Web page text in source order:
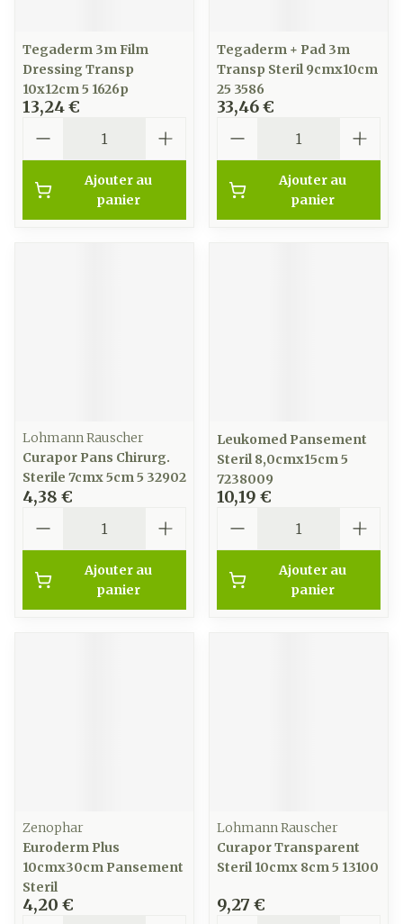
Tegaderm 3m Film
Dressing Transp
10x12cm 5 1626p
13,24 €
Ajouter au
panier
Tegaderm + Pad 3m
Transp Steril 9cmx10cm
25 3586
33,46 €
Ajouter au
panier
Lohmann Rauscher
Curapor Pans Chirurg.
Sterile 7cmx 5cm 5 32902
4,38 €
Ajouter au
panier
Leukomed Pansement
Steril 8,0cmx15cm 5
7238009
10,19 €
Ajouter au
panier
Zenophar
Euroderm Plus
10cmx30cm Pansement
Steril
4,20 €
Lohmann Rauscher
Curapor Transparent
Steril 10cmx 8cm 5 13100
9,27 €